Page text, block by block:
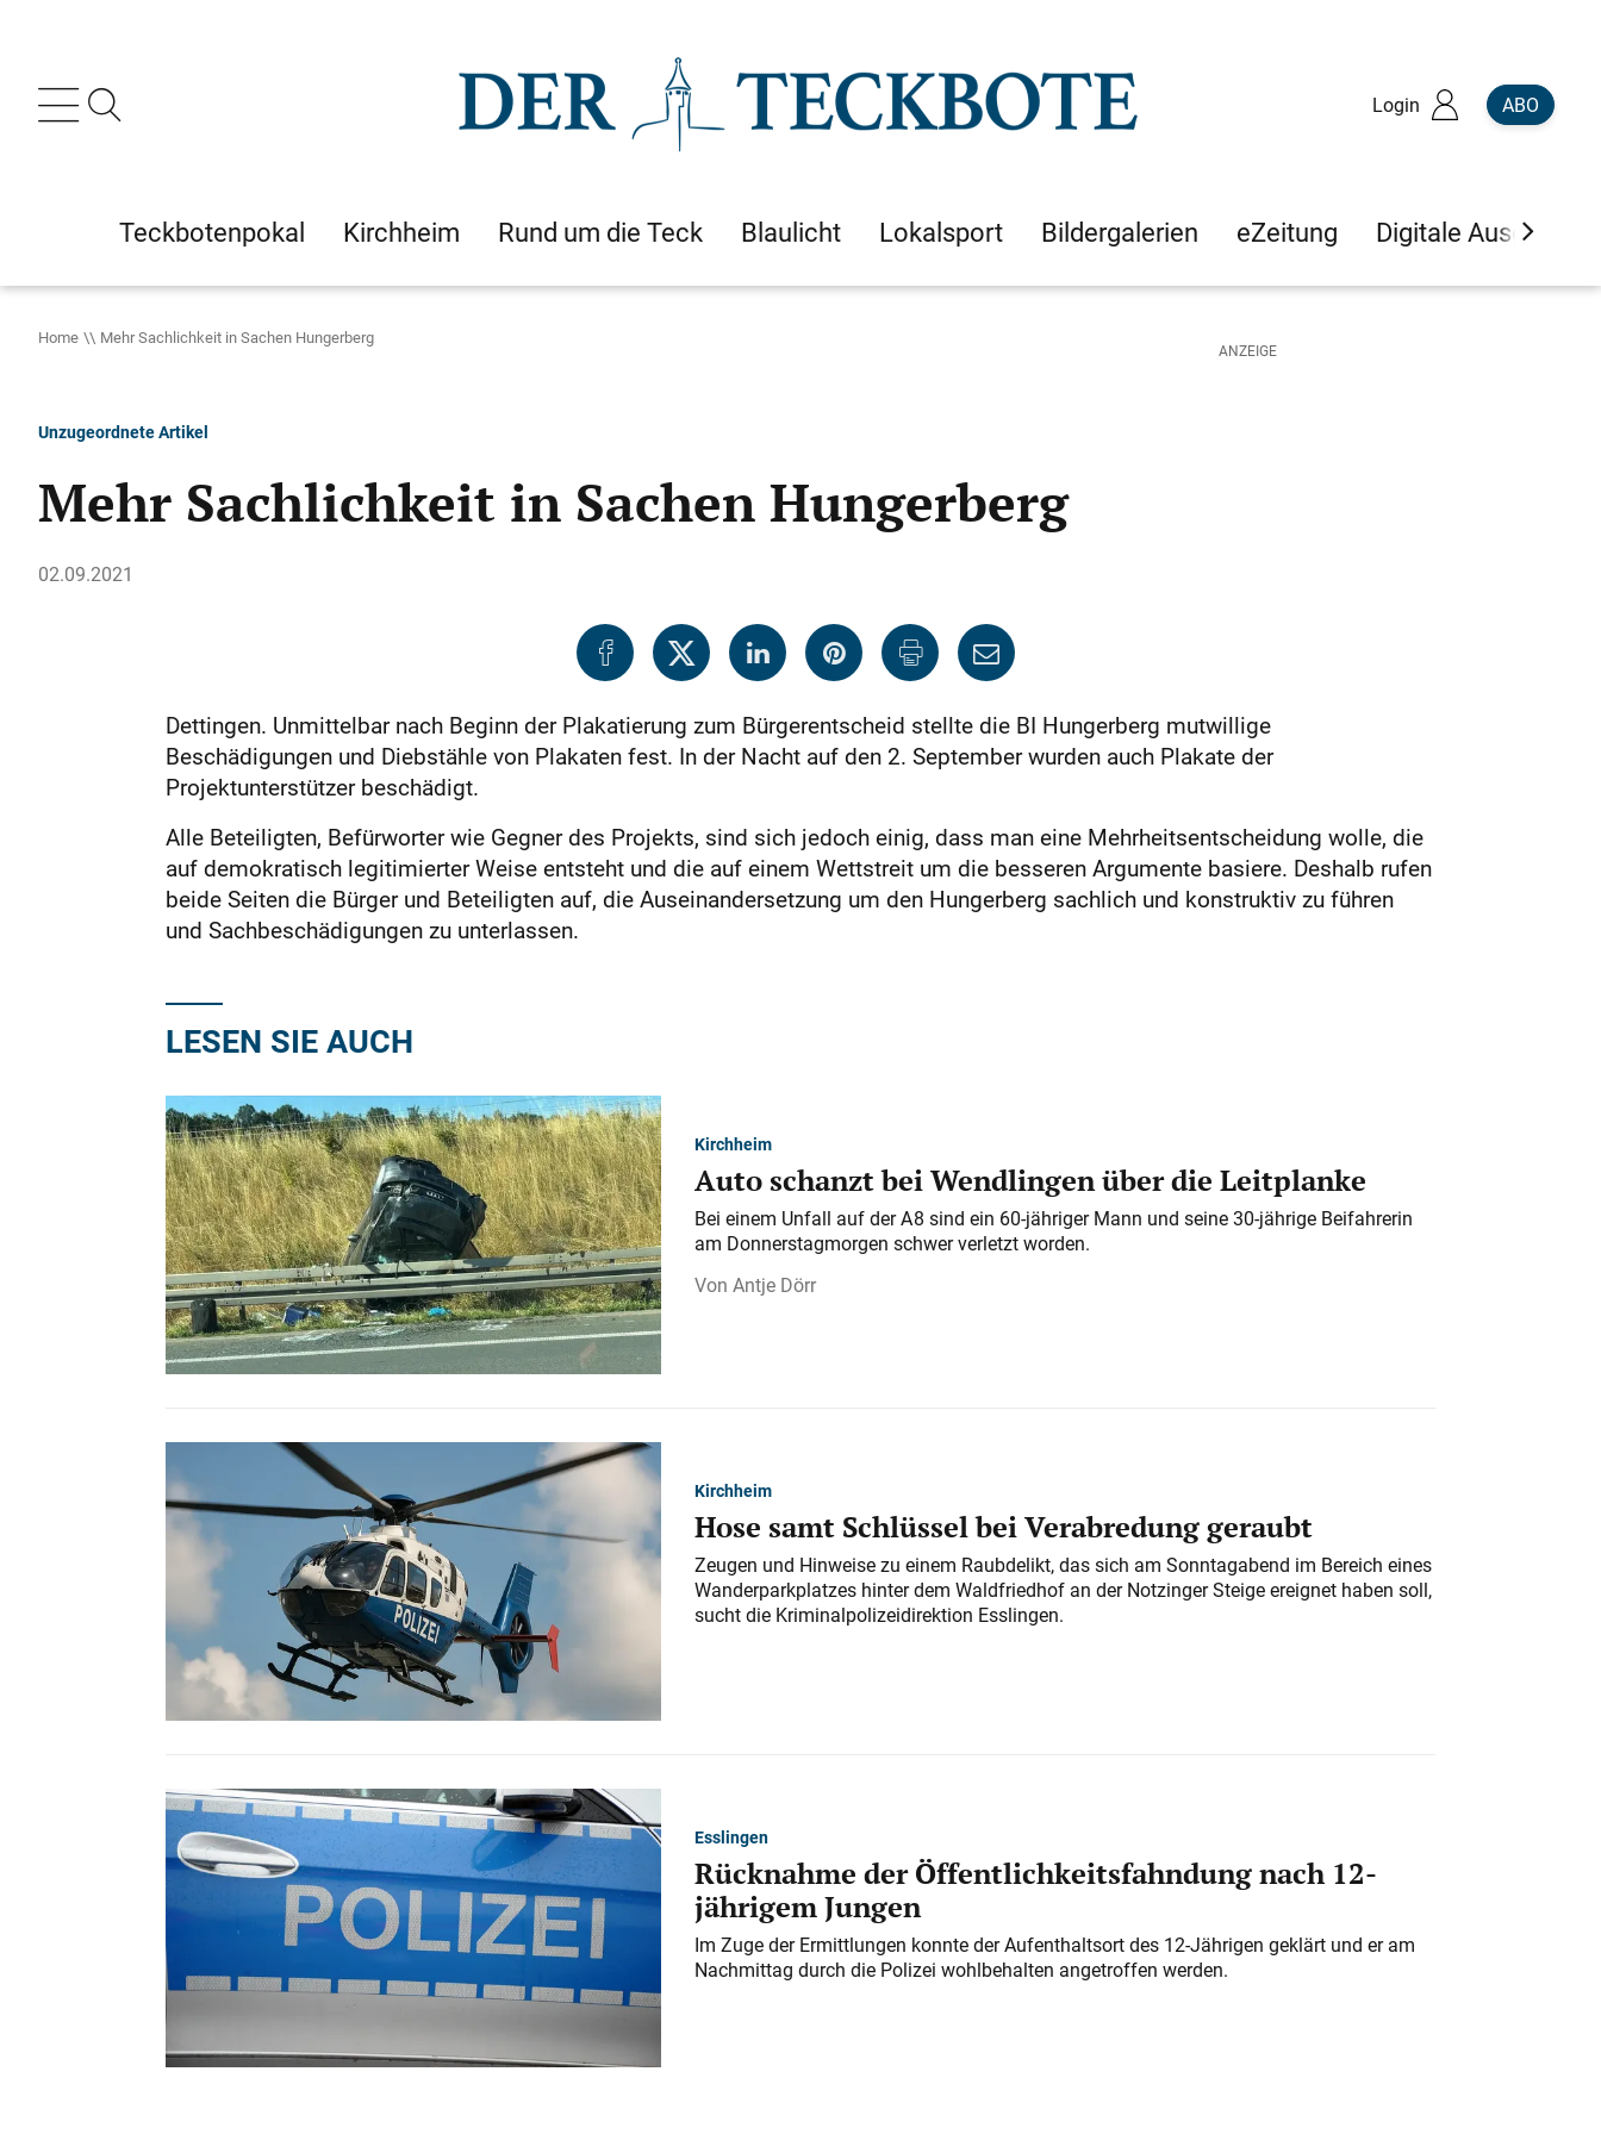
Login ABO
Teckbotenpokal Kirchheim Rund um die Teck Blaulicht Lokalsport Bildergalerien eZeitung Digitale Ausgaben
Home Mehr Sachlichkeit in Sachen Hungerberg
Unzugeordnete Artikel
Mehr Sachlichkeit in Sachen Hungerberg
02.09.2021
Dettingen. Unmittelbar nach Beginn der Plakatierung zum Bürgerentscheid stellte die BI Hungerberg mutwillige
Beschädigungen und Diebstähle von Plakaten fest. In der Nacht auf den 2. September wurden auch Plakate der
Projektunterstützer beschädigt.
Alle Beteiligten, Befürworter wie Gegner des Projekts, sind sich jedoch einig, dass man eine Mehrheitsentscheidung wolle, die
auf demokratisch legitimierter Weise entsteht und die auf einem Wettstreit um die besseren Argumente basiere. Deshalb rufen
beide Seiten die Bürger und Beteiligten auf, die Auseinandersetzung um den Hungerberg sachlich und konstruktiv zu führen
und Sachbeschädigungen zu unterlassen.
LESEN SIE AUCH
Kirchheim
Auto schanzt bei Wendlingen über die Leitplanke
Bei einem Unfall auf der A 8 sind ein 60-jähriger Mann und seine 30-jährige Beifahrerin
am Donnerstagmorgen schwer verletzt worden.
Antje Dörr
Kirchheim
Hose samt Schlüssel bei Verabredung geraubt
Zeugen und Hinweise zu einem Raubdelikt, das sich am Sonntagabend im Bereich eines
Wanderparkplatzes hinter dem Waldfriedhof an der Notzinger Steige ereignet haben soll,
sucht die Kriminalpolizeidirektion Esslingen.
Esslingen
Rücknahme der Öffentlichkeitsfahndung nach 12-
jährigem Jungen
Im Zuge der Ermittlungen konnte der Aufenthaltsort des 12-Jährigen geklärt und er am
Nachmittag durch die Polizei wohlbehalten angetroffen werden.